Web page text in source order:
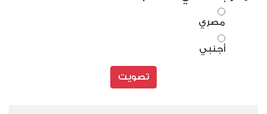
مصري
أجنبي
تصويت